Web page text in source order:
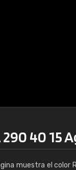
290 40 15
muestra el color